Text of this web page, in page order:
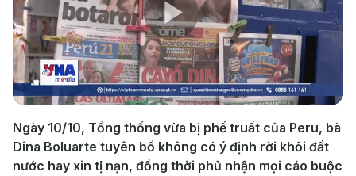
Play
Video
Ngày 10/10, Tổng thống vừa bị phế truất của Peru, bà
Dina Boluarte tuyên bố không có ý định rời khỏi đất
nước hay xin tị nạn, đồng thời phủ nhận mọi cáo buộc